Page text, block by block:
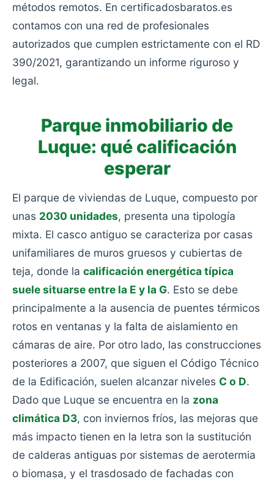
métodos remotos. En certificadosbaratos.es
contamos con una red de profesionales
autorizados que cumplen estrictamente con el RD
390/2021, garantizando un informe riguroso y
legal.
Parque inmobiliario de
Luque: qué calificación
esperar
El parque de viviendas de Luque, compuesto por
unas 2030 unidades, presenta una tipología
mixta. El casco antiguo se caracteriza por casas
unifamiliares de muros gruesos y cubiertas de
teja, donde la calificación energética típica
suele situarse entre la E y la G. Esto se debe
principalmente a la ausencia de puentes térmicos
rotos en ventanas y la falta de aislamiento en
cámaras de aire. Por otro lado, las construcciones
posteriores a 2007, que siguen el Código Técnico
de la Edificación, suelen alcanzar niveles C o D.
Dado que Luque se encuentra en la zona
climática D3, con inviernos fríos, las mejoras que
más impacto tienen en la letra son la sustitución
de calderas antiguas por sistemas de aerotermia
o biomasa, y el trasdosado de fachadas con